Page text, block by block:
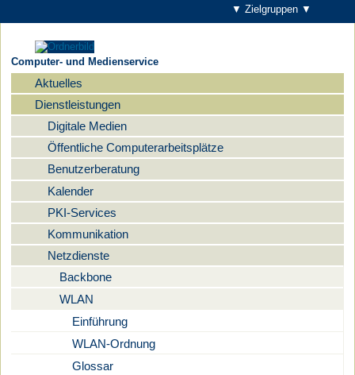
▼ Zielgruppen ▼
Computer- und Medienservice
Navigation
Aktuelles
Dienstleistungen
Digitale Medien
Öffentliche Computerarbeitsplätze
Benutzerberatung
Kalender
PKI-Services
Kommunikation
Netzdienste
Backbone
WLAN
Einführung
WLAN-Ordnung
Glossar